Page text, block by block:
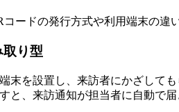
ードの発行方式や利用端末の違
り型
末を設置し、来訪者にかざして
と、来訪通知が担当者に自動で届